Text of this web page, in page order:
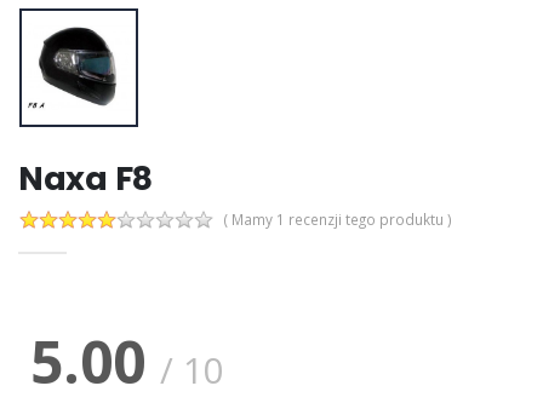
Naxa F8
( Mamy 1 recenzji tego produktu )
5.00 / 10